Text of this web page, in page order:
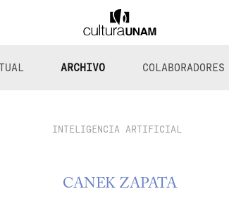
ARCHIVO COLABORADORES
INTELIGENCIA ARTIFICIAL
CANEK ZAPATA